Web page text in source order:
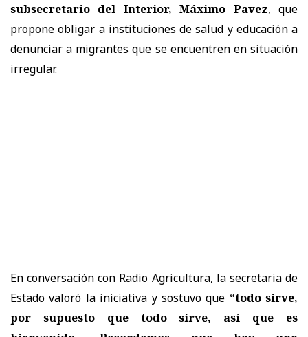
subsecretario del Interior,Máximo Pavez, que
propone obligar a instituciones de salud y educación a
denunciar a migrantes que se encuentren en situación
irregular.
En conversación con Radio Agricultura, la secretaria de
Estado valoró la iniciativa y sostuvo que “todo sirve,
por supuesto que todo sirve, así que es